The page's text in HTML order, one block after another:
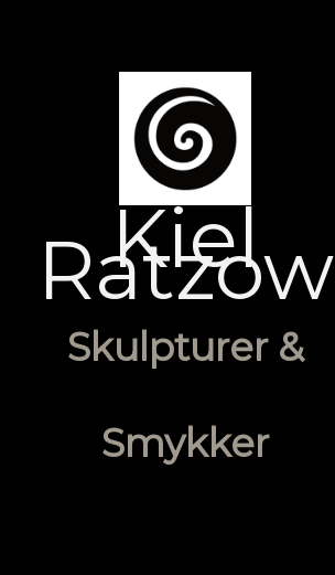
Kiel
Ratzow
Skulpturer &
Smykker